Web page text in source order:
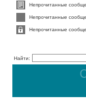
Непрочитанные
Непрочитанные
Непрочитанные
Найти: